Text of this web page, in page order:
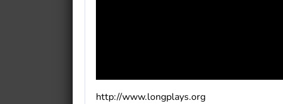
http://www.longplays.org